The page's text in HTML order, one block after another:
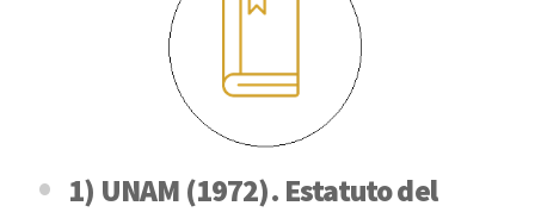
1) UNAM (1972). Estatuto del